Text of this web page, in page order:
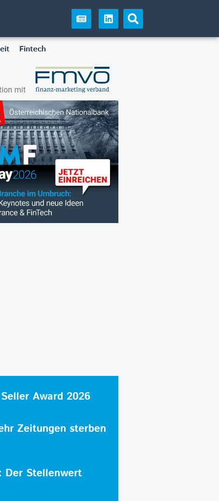
Fintech
mit
Award 2026
Zeitungen sterben
Der Stellenwert